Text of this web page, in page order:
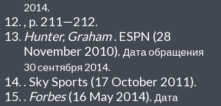
2014.
, p. 211—212.
Hunter, Graham. ESPN (28
November 2010). Дата обращения
30 сентября 2014.
. Sky Sports (17 October 2011).
. Forbes(16 May 2014). Дата